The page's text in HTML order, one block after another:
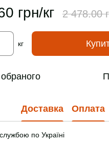
грн/кг 2 478.00
кг
Доставка Оплата
по Україні